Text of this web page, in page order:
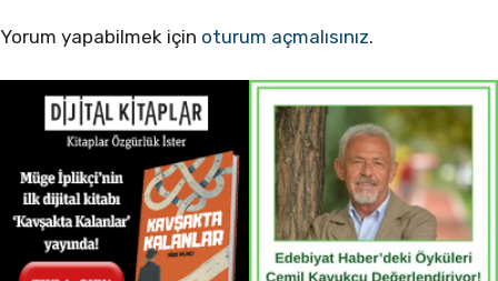
Yorum yapabilmek için oturum açmalısınız.